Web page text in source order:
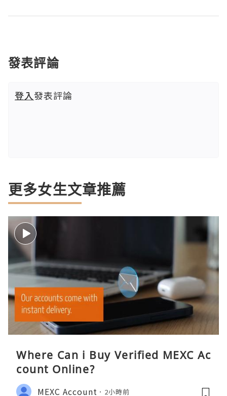
發表評論
登入發表評論
更多女生文章推薦
Where Can i Buy Verified MEXC Ac
count Online?
MEXC Account 2小時前